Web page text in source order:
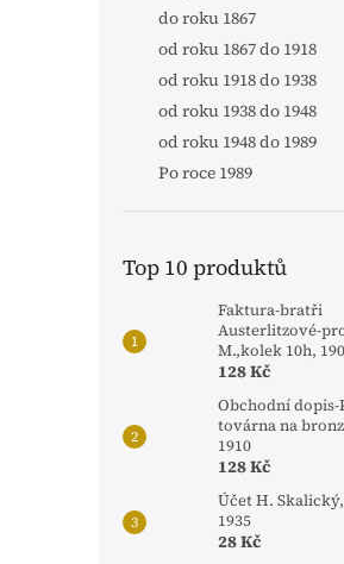
do roku 1867
od roku 1867 do 1918
od roku 1918 do 1938
od roku 1938 do 1948
od roku 1948 do 1989
Po roce 1989
Top 10 produktů
Faktura-bratři
Austerlitzové-
M.,kolek 10h,
128 Kč
Obchodní dopis-
továrna na
1910
128 Kč
Účet H.
1935
28 Kč